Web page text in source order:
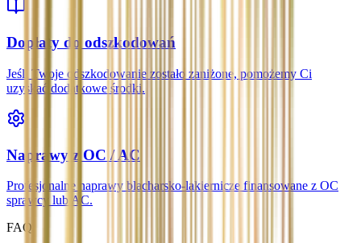
Dopłaty do odszkodowań
Jeśli Twoje odszkodowanie zostało zaniżone, pomożemy Ci
uzyskać dodatkowe środki.
Naprawy z OC / AC
Profesjonalne naprawy blacharsko-lakiernicze finansowane z OC
sprawcy lub AC.
FAQ